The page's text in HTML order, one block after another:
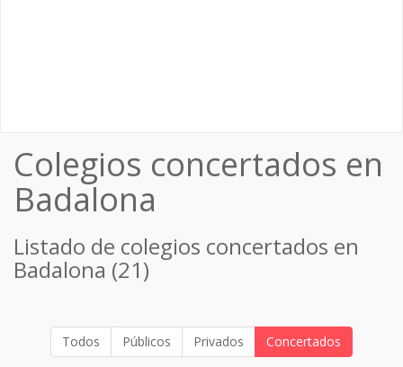
Colegios concertados en
Badalona
Listado de colegios concertados en
Badalona (21)
Todos Públicos Privados Concertados